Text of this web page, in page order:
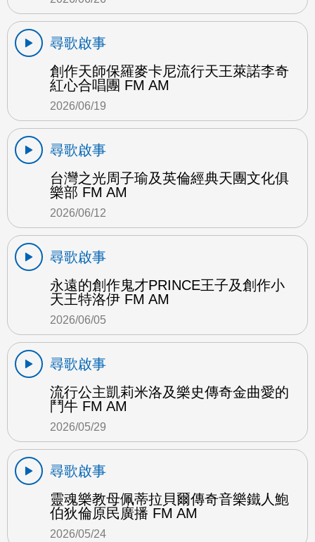
尋歌啟事
創作天師保羅麥卡尼流行天王萊諾李奇
紅心合唱團 FM AM
2026/06/19
尋歌啟事
台灣之光周子瑜及英倫經典天團文化俱
樂部 FM AM
2026/06/12
尋歌啟事
永遠的創作鬼才PRINCE王子及創作小
天王特洛伊 FM AM
2026/06/05
尋歌啟事
流行公主凱莉米洛及樂史傳奇金曲愛的
鬥牛 FM AM
2026/05/29
尋歌啟事
靈魂樂教母佩蒂拉貝爾傳奇音樂鐵人鮑
伯狄倫原民廣播 FM AM
2026/05/24